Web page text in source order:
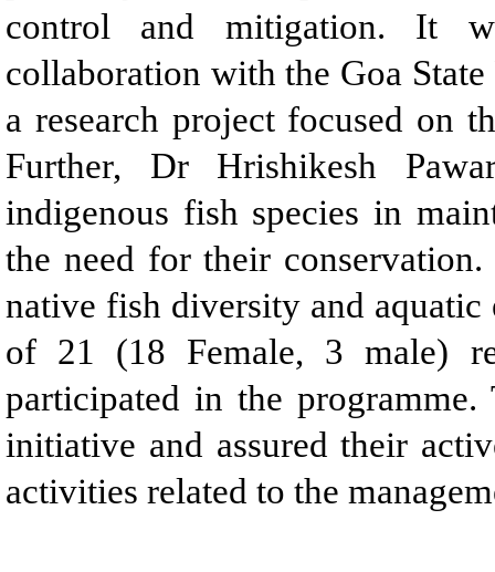
control and mitigation. It
collaboration with the Goa
a research project focused on
Further, Dr Hrishikesh
indigenous fish species in
the need for their
native fish diversity and aquatic
of 21 (18 Female, 3 male)
participated in the
initiative and assured their
activities related to the